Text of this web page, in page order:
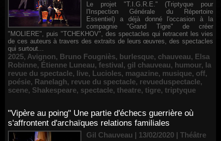
Le projet "T.I.G.R.E." (Triptyque pour
l'Inspection Générale du Répertoire
Essentiel) a déjà donné l'occasion à la
compagnie "Grand Tigre" de créer
"MOLIERE", puis "TCHEKHOV", des spectacles qui retracent les vies
de ces auteurs à travers des extraits de leurs œuvres, des spectacles
qui surtout...
2025, Avignon, Bruno Fougniès, burlesque, chauveau, Elsa
Robinne, Étienne Luneau, festival, gil chauveau, humour, la
revue du spectacle, live, Lucioles, magazine, musique, off,
poésie, Ranelagh, revue du spectacle, revueduspectacle,
scene, Shakespeare, spectacle, theatre, tigre, triptyque
"Vipère au poing" Une partie d'échecs guerrière où
s'affrontent d'archaïques relations familiales
Gil Chauveau | 13/02/2020 | Théâtre